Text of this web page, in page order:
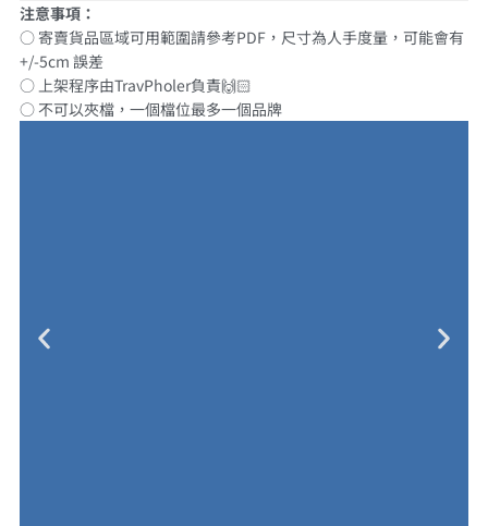
注意事項：
○ 寄賣貨品區域可用範圍請參考PDF，尺寸為人手度量，可能會有
+/-5cm 誤差
○ 上架程序由TravPholer負責🙌🏻
○ 不可以夾檔，一個檔位最多一個品牌